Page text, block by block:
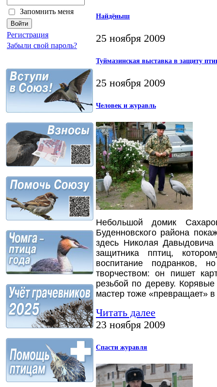
Запомнить меня
Регистрация
Забыли свой пароль?
Найдёныш
25 ноября 2009
Туймазинская выставка в защиту
25 ноября 2009
Человек и журавль
Небольшой домик
Буденновского района
здесь Николая
защитника пптиц,
воспитание подранков,
творчеством: он пишет
резьбой по дереву.
мастер тоже «превращает»
Читать далее
23 ноября 2009
Спасти журавля